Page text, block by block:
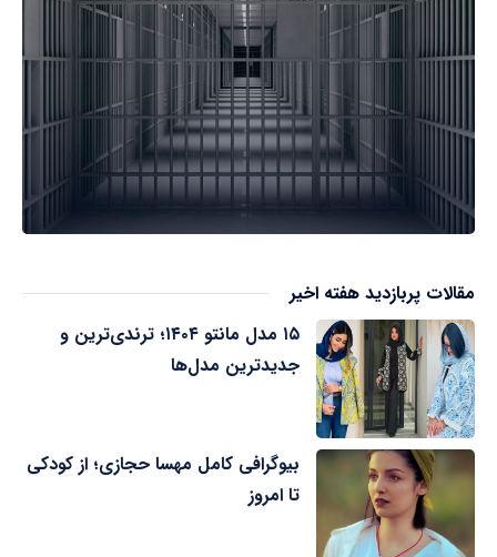
مقالات پربازدید هفته اخیر
۱۵ مدل مانتو ۱۴۰۴؛ ترندی‌ترین و
جدیدترین مدل‌ها
بیوگرافی کامل مهسا حجازی؛ از کودکی
تا امروز